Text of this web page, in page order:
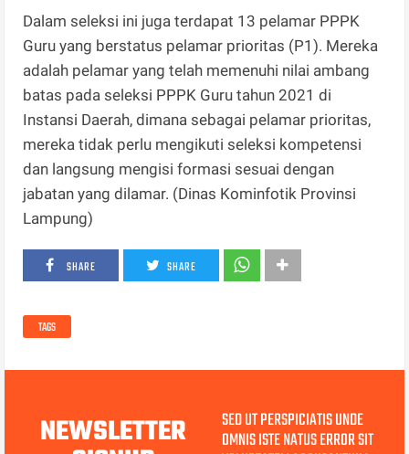
Dalam seleksi ini juga terdapat 13 pelamar PPPK
Guru yang berstatus pelamar prioritas (P1). Mereka
adalah pelamar yang telah memenuhi nilai ambang
batas pada seleksi PPPK Guru tahun 2021 di
Instansi Daerah, dimana sebagai pelamar prioritas,
mereka tidak perlu mengikuti seleksi kompetensi
dan langsung mengisi formasi sesuai dengan
jabatan yang dilamar. (Dinas Kominfotik Provinsi
Lampung)
SHARE SHARE
TAGS
NEWSLETTER SED UT PERSPICIATIS UNDE
OMNIS ISTE NATUS ERROR SIT